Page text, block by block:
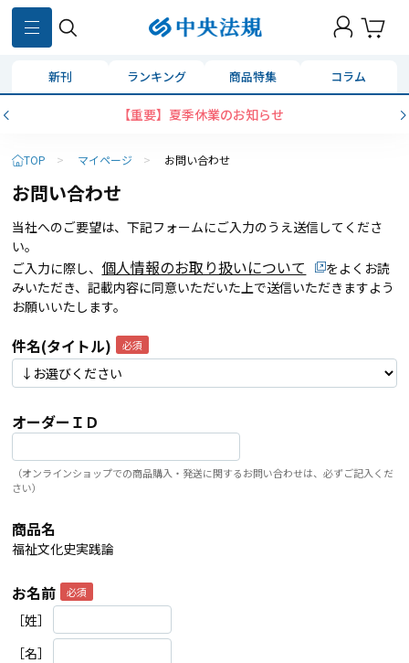
新刊 ランキング 商品特集 コラム
【重要】夏季休業のお知らせ
TOP > マイページ > お問い合わせ
お問い合わせ
当社へのご要望は、下記フォームにご入力のうえ送信してくださ
い。
ご入力に際し、 個人情報のお取り扱いについて
をよくお読
みいただき、記載内容に同意いただいた上で送信いただきますよう
お願いいたします。
件名(タイトル)
オーダーＩＤ
（オンラインショップでの商品購入・発送に関するお問い合わせは、必ずご記入くだ
さい）
商品名
福祉文化史実践論
お名前
［姓］
［名］